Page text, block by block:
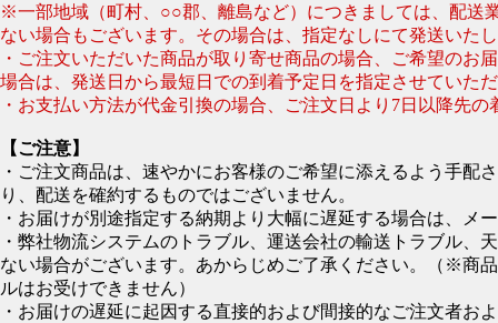
※一部地域（町村、○○郡、離島など）につきましては、配送
ない場合もございます。その場合は、指定なしにて発送いた
・ご注文いただいた商品が取り寄せ商品の場合、ご希望のお
場合は、発送日から最短日での到着予定日を指定させていた
・お支払い方法が代金引換の場合、ご注文日より7日以降先
【ご注意】
・ご注文商品は、速やかにお客様のご希望に添えるよう手配
り、配送を確約するものではございません。
・お届けが別途指定する納期より大幅に遅延する場合は、メ
・弊社物流システムのトラブル、運送会社の輸送トラブル、
ない場合がございます。あからじめご了承ください。（※商
ルはお受けできません）
・お届けの遅延に起因する直接的および間接的なご注文者お